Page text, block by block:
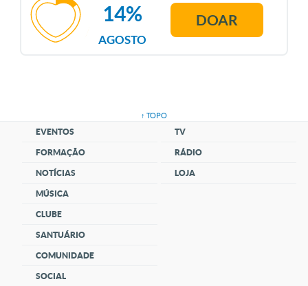
AGOSTO
14% DOAR
↑ TOPO
EVENTOS
FORMAÇÃO
NOTÍCIAS
MÚSICA
CLUBE
SANTUÁRIO
COMUNIDADE
SOCIAL
TV
RÁDIO
LOJA